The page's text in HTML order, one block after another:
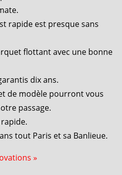
rapide est presque sans
flottant avec une bonne
dix ans.
de modèle pourront vous
passage.
tout Paris et sa Banlieue.
»